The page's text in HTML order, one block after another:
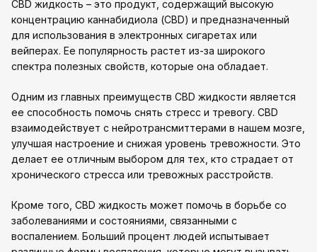
CBD жидкость – это продукт, содержащий высокую
концентрацию каннабидиола (CBD) и предназначенный
для использования в электронных сигаретах или
вейперах. Ее популярность растет из-за широкого
спектра полезных свойств, которые она обладает.
Одним из главных преимуществ CBD жидкости является
ее способность помочь снять стресс и тревогу. CBD
взаимодействует с нейротрансмиттерами в нашем мозге,
улучшая настроение и снижая уровень тревожности. Это
делает ее отличным выбором для тех, кто страдает от
хронического стресса или тревожных расстройств.
Кроме того, CBD жидкость может помочь в борьбе со
заболеваниями и состояниями, связанными с
воспалением. Больший процент людей испытывает